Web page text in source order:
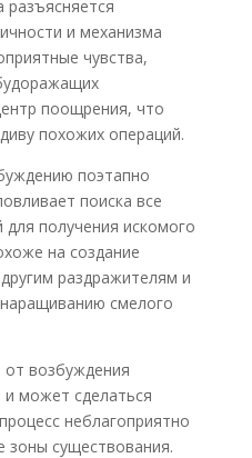
и механизма
чувства,
поощрения, что
похожих операций.
поэтапно
поиска все
получения искомого
на создание
раздражителям и
смелого
возбуждения
может сделаться
неблагоприятно
зоны существования.